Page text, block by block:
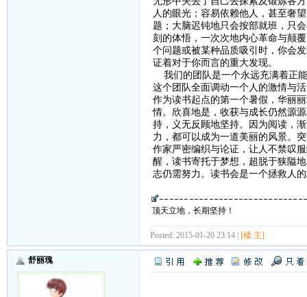
人的眼光；容易依赖他人，甚至奢
题；大脑迟钝地只会按部就班，只
刻的体悟，一次次地内心革命与颠
个问题或被某种品质吸引时，你会
证着对于你而言的重大发现。
我们的团队是一个永远充满着正
这个团队全面调动一个人的激情与
作为读书起点的第一个暑假，华丽
情。欣喜地是，收获与成长仍然源
持，义无反顾地坚持。因为阅读，
力，都可以成为一道美丽的风景。
作家严密编织与论证，让人不禁叹
醒，读书寄托于梦想，超脱于狭隘
志仍需努力。读书会是一个拯救人
顶天立地，长期坚持！
Posted: 2015-01-20 23:14 | [楼 主]
舒丽瑰